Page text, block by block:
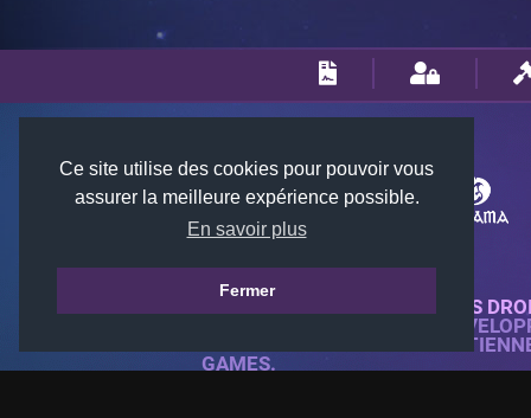
Ce site utilise des cookies pour pouvoir vous
assurer la meilleure expérience possible.
En savoir plus
Fermer
© 2018-2026 KTARENA. TOUS
SITE WEB ENTIÈREMENT
TOUTES LES IMAGES
GAMES.